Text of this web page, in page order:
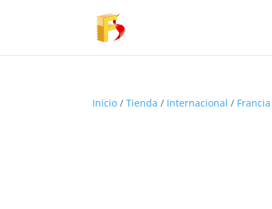
Inicio /Tienda / Internacional / Francia